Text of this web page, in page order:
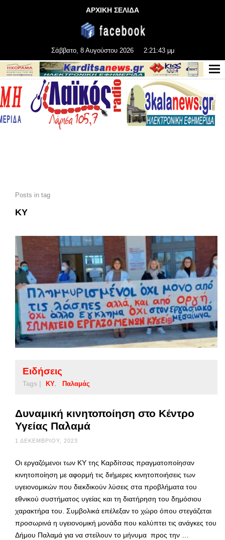
ΑΡΧΙΚΗ ΣΕΛΙΔΑ
Σάββατο, 8 Αυγούστου 2026 2:21:45 μμ
Posts in tag
ΚΥ
Ειδήσεις
Tags | ΚΥ Παλαμάς
Δυναμική κινητοποίηση στο Κέντρο
Υγείας Παλαμά
1 ΔΕΚΕΜΒΡΊΟΥ, 2023
Οι εργαζόμενοι των ΚΥ της Καρδίτσας πραγματοποίησαν
κινητοποίηση με αφορμή τις διήμερες κινητοποιήσεις των
υγειονομικών που διεκδικούν λύσεις στα προβλήματα του
εθνικού συστήματος υγείας και τη διατήρηση του δημόσιου
χαρακτήρα του. Συμβολικά επέλεξαν το χώρο όπου στεγάζεται
προσωρινά η υγειονομική μονάδα που καλύπτει τις ανάγκες του
Δήμου Παλαμά για να στείλουν το μήνυμα προς την …